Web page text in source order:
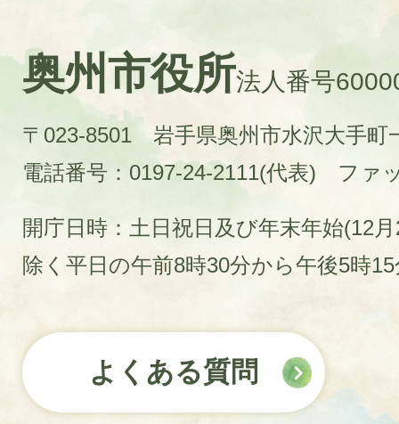
奥州市役所法人番号
〒023-8501 岩手県奥州市水沢大手町
電話番号：0197-24-2111(代表)
ファ
開庁日時：土日祝日及び年末年始(12
除く平日の午前8時30分から午後5時
よくある質問